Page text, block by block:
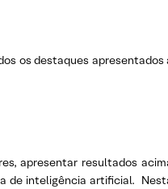
os destaques
apresentar resultados
de inteligência artificial.